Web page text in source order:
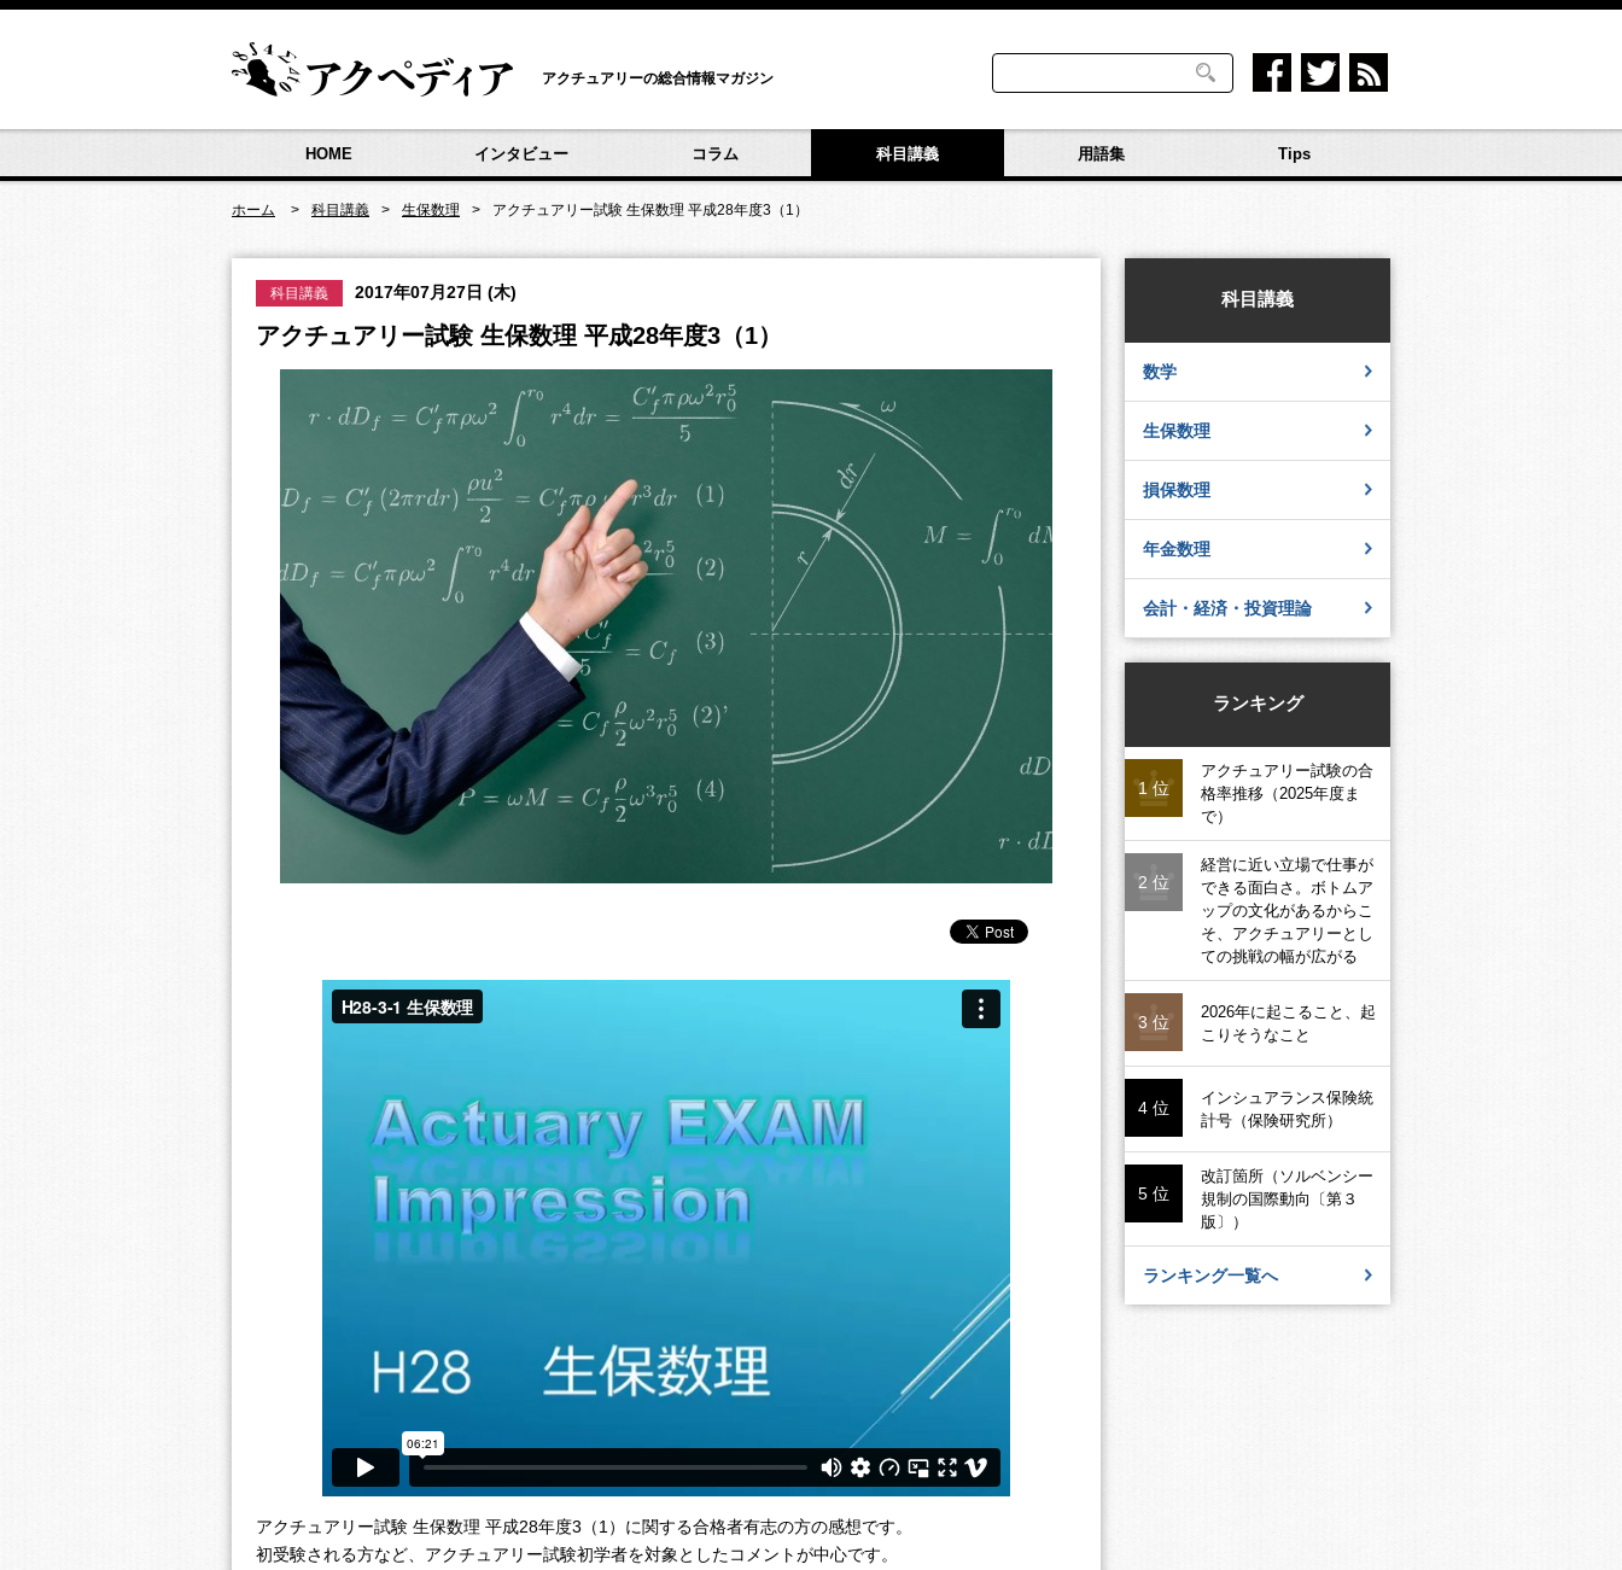
アクチュアリーの総合情報マガジン
HOME インタビュー コラム 科目講義 用語集 Tips
ホーム 科目講義 生保数理 アクチュアリー試験 生保数理 平成28年度3（1）
科目講義 2017年07月27日 (木)
アクチュアリー試験 生保数理 平成28年度3（1）
アクチュアリー試験 生保数理 平成28年度3（1）に関する合格者有志の方の感想です。
初受験される方など、アクチュアリー試験初学者を対象としたコメントが中心です。
科目講義
数学
生保数理
損保数理
年金数理
会計・経済・投資理論
ランキング
1 位
アクチュアリー試験の合
格率推移（2025年度ま
で）
2 位
経営に近い立場で仕事が
できる面白さ。ボトムア
ップの文化があるからこ
そ、アクチュアリーとし
ての挑戦の幅が広がる
3 位
2026年に起こること、起
こりそうなこと
4 位
インシュアランス保険統
計号（保険研究所）
5 位
改訂箇所（ソルベンシー
規制の国際動向〔第３
版〕）
ランキング一覧へ